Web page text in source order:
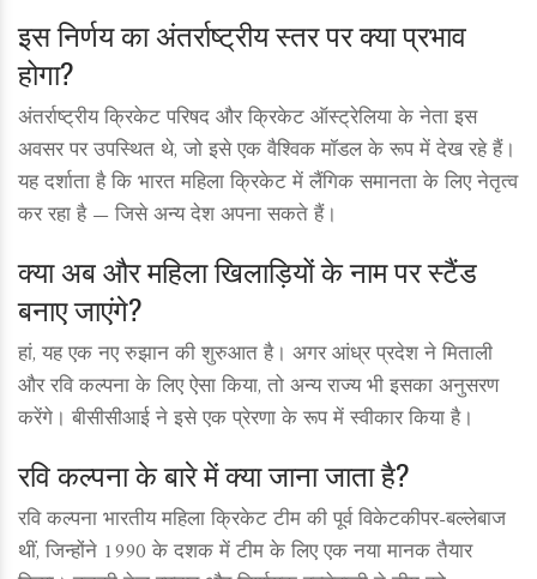
इस निर्णय का अंतर्राष्ट्रीय स्तर पर क्या प्रभाव
होगा?
अंतर्राष्ट्रीय क्रिकेट परिषद और क्रिकेट ऑस्ट्रेलिया के नेता इस
अवसर पर उपस्थित थे, जो इसे एक वैश्विक मॉडल के रूप में देख रहे हैं।
यह दर्शाता है कि भारत महिला क्रिकेट में लैंगिक समानता के लिए नेतृत्व
कर रहा है — जिसे अन्य देश अपना सकते हैं।
क्या अब और महिला खिलाड़ियों के नाम पर स्टैंड
बनाए जाएंगे?
हां, यह एक नए रुझान की शुरुआत है। अगर आंध्र प्रदेश ने मिताली
और रवि कल्पना के लिए ऐसा किया, तो अन्य राज्य भी इसका अनुसरण
करेंगे। बीसीसीआई ने इसे एक प्रेरणा के रूप में स्वीकार किया है।
रवि कल्पना के बारे में क्या जाना जाता है?
रवि कल्पना भारतीय महिला क्रिकेट टीम की पूर्व विकेटकीपर-बल्लेबाज
थीं, जिन्होंने 1990 के दशक में टीम के लिए एक नया मानक तैयार